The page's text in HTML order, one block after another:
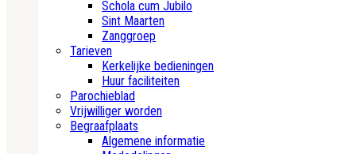
Schola cum Jubilo
Sint Maarten
Zanggroep
Tarieven
Kerkelijke bedieningen
Huur faciliteiten
Parochieblad
Vrijwilliger worden
Begraafplaats
Algemene informatie